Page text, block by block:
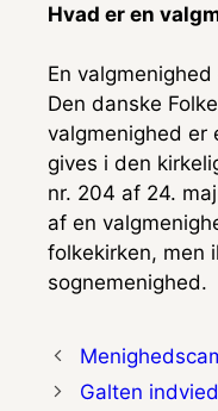
Hvad er en
En
Den danske
valgmenighed er
gives i den
nr. 204 af 24.
af en
folkekirken, men
sognemenighed.
Galten